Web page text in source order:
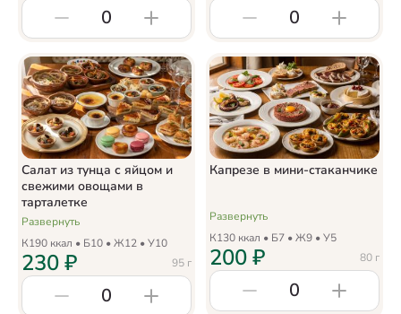
0 0
Салат из тунца с яйцом и
свежими овощами в
тарталетке
Развернуть
К190 ккал • Б10 • Ж12 • У10
95 г
230₽
0
Капрезе в мини-стаканчике
Развернуть
К130 ккал • Б7 • Ж9 • У5
80 г
200₽
0